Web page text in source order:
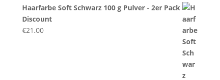
Haarfarbe Soft Schwarz 100 g Pulver - 2er Pack
Discount
€21.00